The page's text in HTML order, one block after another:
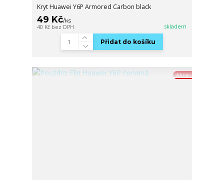
Kryt Huawei Y6P Armored Carbon black
49 Kč/ks
40 Kč bez DPH skladem
Přidat do košíku
Akce